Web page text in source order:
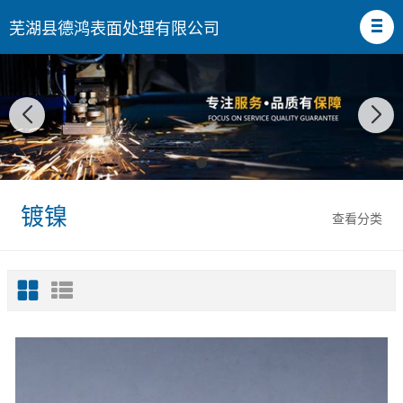
芜湖县德鸿表面处理有限公司
查看分类
镀镍